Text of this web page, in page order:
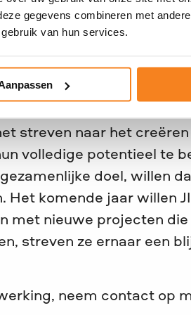
gegevens combineren met
van hun services.
Foundation. Deze
jaarlijks ruim 15.000
streven naar het
volledige potentieel te
doel, willen
komende jaar willen
met nieuwe projecten
streven ze ernaar een
neem contact op